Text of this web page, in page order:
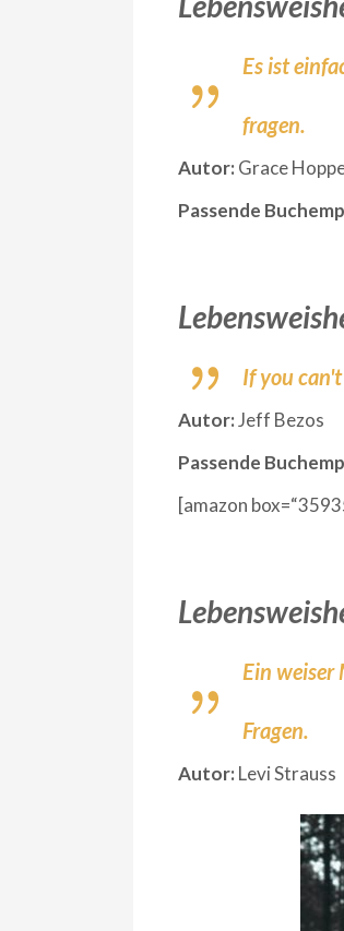
Es ist
fragen.
Autor: Grace
Passende
If you
Autor:Jeff Bezos
Passende
[amazon
Ein
Fragen.
Autor: Levi Strauss